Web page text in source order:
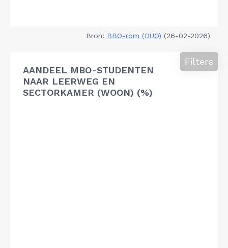
Bron: BBO-rom (DUO) (26-02-2026)
AANDEEL MBO-STUDENTEN
NAAR LEERWEG EN
SECTORKAMER (WOON) (%)
Filters